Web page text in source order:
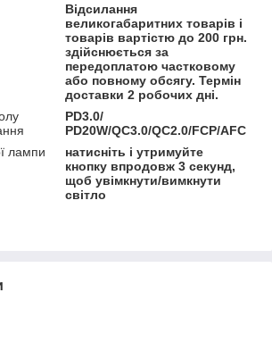
Відсилання
великогабаритних товарів і
товарів вартістю до 200 грн.
здійснюється за
передоплатою частковому
або повному обсягу. Термін
доставки 2 робочих дні.
PD3.0/
PD20W/QC3.0/QC2.0/FCP/AFC
лампи
натисніть і утримуйте
кнопку впродовж 3 секунд,
щоб увімкнути/вимкнути
світло